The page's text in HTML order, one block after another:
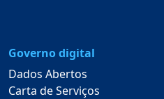
Governo digital
Dados Abertos
Carta de Serviços